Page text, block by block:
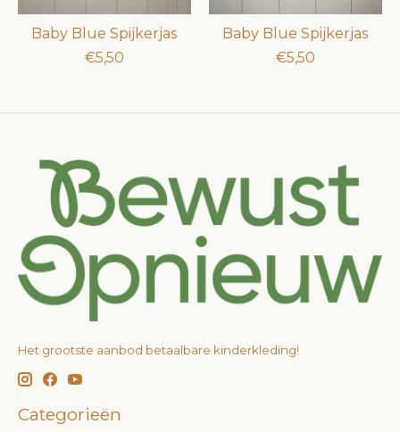
Baby Blue Spijkerjas
€5,50
Baby Blue Spijkerjas
€5,50
Het grootste aanbod betaalbare kinderkleding!
Categorieën